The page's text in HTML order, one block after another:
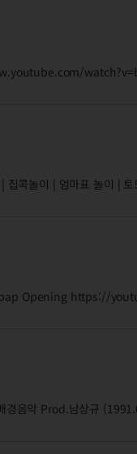
| 집콕놀이 | 엄마표 놀
Opening https://
배경음악 Prod.남상규